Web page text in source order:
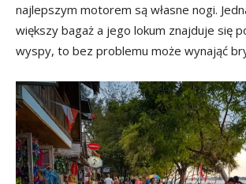
najlepszym motorem są własne nogi.
większy bagaż a jego lokum znajduje się
wyspy, to bez problemu może wynająć